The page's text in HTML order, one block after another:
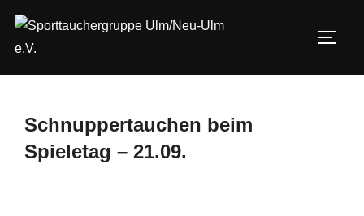
Schnuppertauchen beim
Spieletag – 21.09.